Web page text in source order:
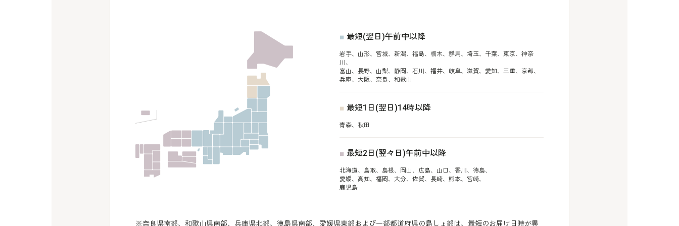
■ 最短(翌日)午前中以降
手、山形、宮城、新潟、福島、栃木、群馬、埼玉、千葉、東京、神奈
川、
富山、長野、山梨、静岡、石川、福井、岐阜、滋賀、愛知、三重、京都、
兵庫、大阪、奈良、和歌山
■ 最短1日(翌日)14時以降
青森、秋田
■ 最短2日(翌々日)午前中以降
北海道、鳥取、島根、岡山、広島、山口、香川、徳島、
愛媛、高知、福岡、大分、佐賀、長崎、熊本、宮崎、
鹿児島
※奈良県南部、和歌山県南部、兵庫県北部、徳島県南部、愛媛県東部および一部都道府県の島しょ部は、最短のお届け日時が異